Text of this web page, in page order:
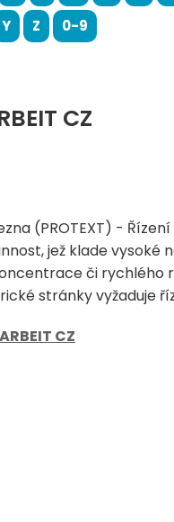
Y Z 0-9
CZ
(PROTEXT) -
jež klade vysoké
či rychlého
stránky vyžaduje
ARBEIT CZ